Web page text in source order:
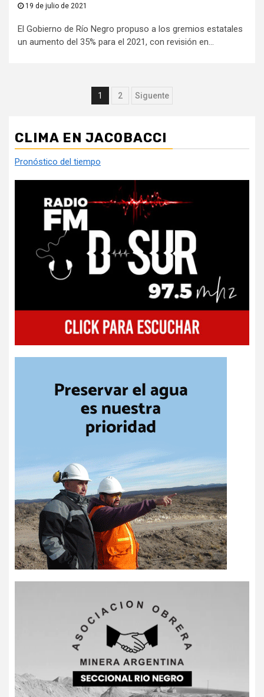
19 de julio de 2021
El Gobierno de Río Negro propuso a los gremios estatales
un aumento del 35% para el 2021, con revisión en...
Paginación
entradas
1 2 Siguente
CLIMA EN JACOBACCI
Pronóstico del tiempo